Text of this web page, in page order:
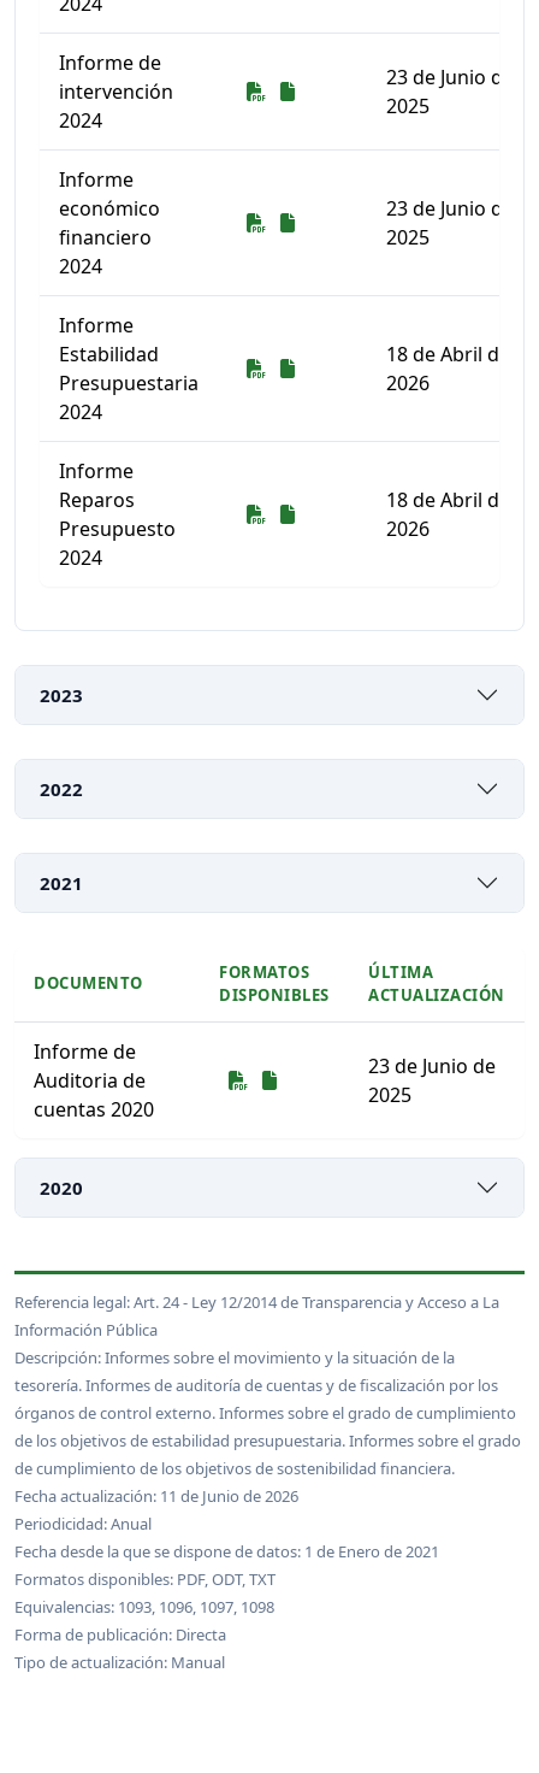
Informe de
intervención
2024
Descarga
Descarga
23 de Junio de
2025
Informe
económico
financiero
2024
Descarga
Descarga
23 de Junio de
2025
Informe
Estabilidad
Presupuestaria
2024
Descarga
Descarga
18 de Abril de
2026
Informe
Reparos
Presupuesto
2024
Descarga
Descarga
18 de Abril de
2026
2023
2022
2021
Listado de documentos para descargar
DOCUMENTO
FORMATOS
DISPONIBLES
ÚLTIMA
ACTUALIZACIÓN
Informe de
Auditoria de
cuentas 2020
Descarga
Descarga
23 de Junio de
2025
2020
Referencia legal: Art. 24 - Ley 12/2014 de Transparencia y Acceso a La
Información Pública
Descripción: Informes sobre el movimiento y la situación de la
tesorería. Informes de auditoría de cuentas y de fiscalización por los
órganos de control externo. Informes sobre el grado de cumplimiento
de los objetivos de estabilidad presupuestaria. Informes sobre el grado
de cumplimiento de los objetivos de sostenibilidad financiera.
Fecha actualización: 11 de Junio de 2026
Periodicidad: Anual
Fecha desde la que se dispone de datos: 1 de Enero de 2021
Formatos disponibles: PDF, ODT, TXT
Equivalencias: 1093, 1096, 1097, 1098
Forma de publicación: Directa
Tipo de actualización: Manual